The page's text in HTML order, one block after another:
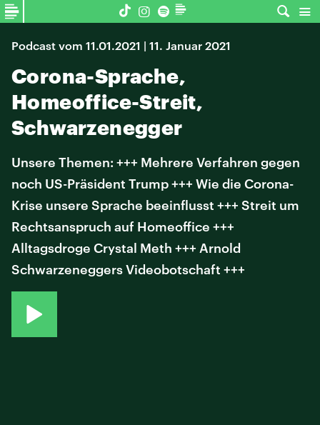
Podcast vom 11.01.2021 | 11. Januar 2021
Corona-Sprache,
Homeoffice-Streit,
Schwarzenegger
Unsere Themen: +++ Mehrere Verfahren gegen
noch US-Präsident Trump +++ Wie die Corona-
Krise unsere Sprache beeinflusst +++ Streit um
Rechtsanspruch auf Homeoffice +++
Alltagsdroge Crystal Meth +++ Arnold
Schwarzeneggers Videobotschaft +++